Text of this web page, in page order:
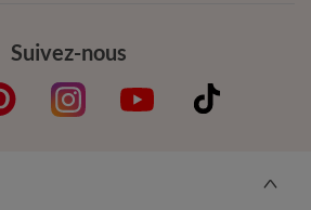
Suivez-nous